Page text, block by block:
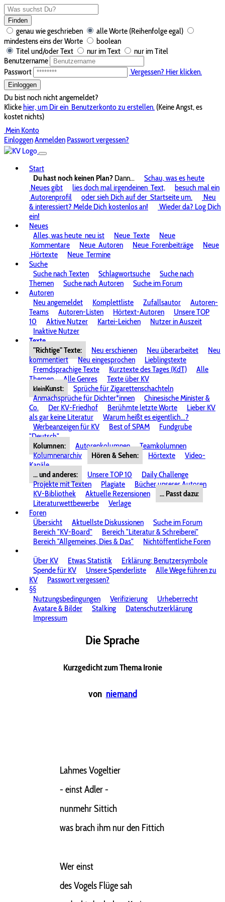
Finden
genau wie geschrieben
alle Worte (Reihenfolge egal)
mindestens eins der Worte
boolean
Titel und/oder Text
nur im Text
nur im Titel
Benutzername
Passwort
Vergessen? Hier klicken.
Einloggen
Du bist noch nicht angemeldet?
Klickehier, um Dir ein Benutzerkonto zu erstellen. (Keine Angst, es
kostet nichts)
Mein Konto
EinloggenAnmelden Passwort vergessen?
Start
Du hast noch keinen Plan? Dann...
Schau, was es heute
Neues gibt
lies doch mal irgendeinen Text,
besuch mal ein
Autorenprofil
oder sieh Dich auf der Startseite um.
Neu
& interessiert? Melde Dich kostenlos an!
Wieder da? Log Dich
ein!
Neues
Alles, was heute neu ist Neue Texte
Neue
Kommentare
Neue Autoren Neue Forenbeiträge
Neue
Hörtexte
Neue Termine
Suche
Suche nach Texten
Schlagwortsuche
Suche nach
Themen
Suche nach Autoren
Suche im Forum
Autoren
Neu angemeldet
Komplettliste Zufallsautor
Autoren-
Teams
Autoren-Listen Hörtext-Autoren
Unsere TOP
10
Aktive Nutzer Kartei-Leichen
Nutzer in Auszeit
Inaktive Nutzer
Texte
"Richtige" Texte:
Neu erschienen Neu überarbeitet
Neu
kommentiert
Neu eingesprochen
Lieblingstexte
Fremdsprachige Texte
Kurztexte des Tages (KdT)
Alle
Themen
Alle Genres Texte über KV
kleinKunst:
Sprüche für Zigarettenschachteln
Anmachsprüche für Dichter*innen
Chinesische Minister &
Co.
Der KV-Friedhof Berühmte letzte Worte
Lieber KV
als gar keine Literatur
Warum heißt es eigentlich...?
Werbeanzeigen für KV
Best of SPAM
Fundgrube
"Deutsch"
Kolumnen:
Autorenkolumnen
Teamkolumnen
Kolumnenarchiv
Hören & Sehen: Hörtexte
Video-
Kanäle
... und anderes:
Unsere TOP 10
Daily Challenge
Projekte mit Texten
Plagiate
Bücher unserer Autoren
KV-Bibliothek
Aktuelle Rezensionen
... Passt dazu:
Literaturwettbewerbe
Verlage
Foren
Übersicht
Aktuellste Diskussionen
Suche im Forum
Bereich "KV-Board"
Bereich "Literatur & Schreiberei"
Bereich "Allgemeines, Dies & Das"
Nichtöffentliche Foren
Über KV
Etwas Statistik
Erklärung: Benutzersymbole
Spende für KV
Unsere Spenderliste
Alle Wege führen zu
KV
Passwort vergessen?
§§
Nutzungsbedingungen
Verifizierung
Urheberrecht
Avatare & Bilder
Stalking
Datenschutzerklärung
Impressum
Die Sprache
Kurzgedicht zum Thema Ironie
von niemand
Lahmes Vogeltier
- einst Adler -
nunmehr Sittich
was brach ihm nur den Fittich
Wer einst
des Vogels Flüge sah